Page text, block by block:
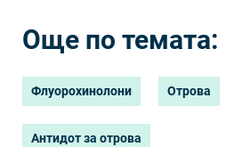
Още по темата:
Флуорохинолони Отрова
Антидот за отрова